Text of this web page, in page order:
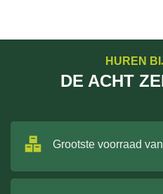
HUREN
DE ACHT
Grootste voorraad